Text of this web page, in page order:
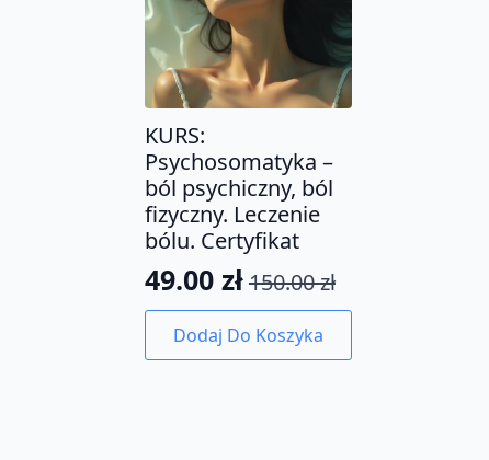
KURS:
Psychosomatyka –
ból psychiczny, ból
fizyczny. Leczenie
bólu. Certyfikat
150.00zł
Pierwotna
cena
wynosiła:
49.00 zł
Aktualna
cena
wynosi:
Dodaj Do Koszyka